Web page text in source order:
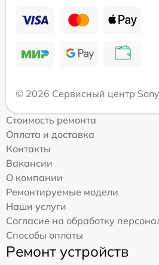
© 2026 Сервисный центр Sony
Стоимость ремонта
Оплата и доставка
Контакты
Вакансии
О компании
Ремонтируемые модели
Наши услуги
Согласие на обработку
Способы оплаты
Ремонт устройств